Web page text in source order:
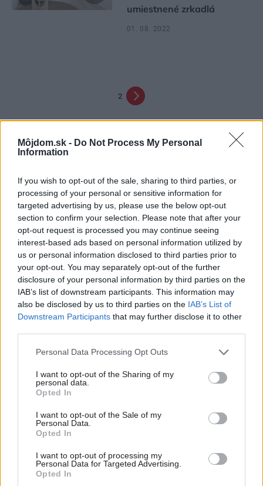
Môjdom.sk - Do Not Process My Personal
Information
If you wish to opt-out of the sale, sharing to third parties, or
processing of your personal or sensitive information for
targeted advertising by us, please use the below opt-out
section to confirm your selection. Please note that after your
opt-out request is processed you may continue seeing
interest-based ads based on personal information utilized by
us or personal information disclosed to third parties prior to
your opt-out. You may separately opt-out of the further
disclosure of your personal information by third parties on the
IAB’s list of downstream participants. This information may
also be disclosed by us to third parties on the IAB’s List of
Downstream Participants that may further disclose it to other
Please note that this website/app uses one or more Google
not limited to your visit or usage behaviour. You may click to
grant or deny consent to Google and its third-party tags to
use your data for below specified purposes in below Google
consent section.
Personal Data Processing Opt Outs
I want to opt-out of the Sharing of my
personal data.
Opted In
I want to opt-out of the Sale of my
Personal Data.
Opted In
I want to opt-out of processing my
Personal Data for Targeted Advertising.
Opted In
umiestnené zrkadlá
01. 08. 2022
2
Najčítanejšie Za týždeň Za mesiac
Deti odrástli, rodičia majú bývanie presne podľa
seba. V novom dome je všetko pre ich život i
návštevy vnúčat
Žije pri lese, chová sliepky a uspáva ju rieka.
Miestni remeselníci vytvorili bývanie, ktoré vyzerá
ako malý raj
stereotyp, bývanie vyzerá ako z filmov svojského
režiséra
Pridajte túto surovinu do prania, obliečky budú
naše babičky
Na šírku má len 5 metrov a ľahko ho prehliadnete.
Za nenápadnou fasádou sa skrýva miesto
perfektný relax